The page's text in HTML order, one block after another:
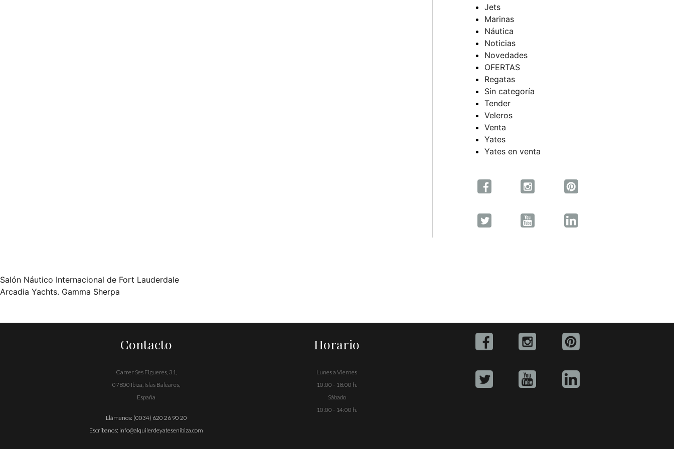
Jets
Marinas
Náutica
Noticias
Novedades
OFERTAS
Regatas
Sin categoría
Tender
Veleros
Venta
Yates
Yates en venta
Navegación
de
Salón Náutico Internacional de Fort Lauderdale
Arcadia Yachts. Gamma Sherpa
Contacto
Carrer Ses Figueres, 31,
07800 Ibiza, Islas Baleares,
España
Llámenos: (0034) 620 26 90 20
Escríbanos: info@alquilerdeyatesenibiza.com
Horario
Lunes a Viernes
10:00 - 18:00 h.
Sábado
10:00 - 14:00 h.